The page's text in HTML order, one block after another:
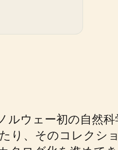
ウェー初の自然
、そのコレクシ